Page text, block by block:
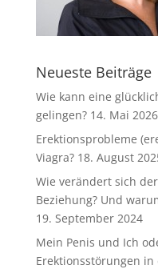
Neueste Beiträge
Wie kann eine
gelingen? 14. Mai 2026
Erektionsprobleme
Viagra? 18. August
Wie verändert sich
Beziehung? Und
19. September 2024
Mein Penis und Ich
Erektionsstörungen